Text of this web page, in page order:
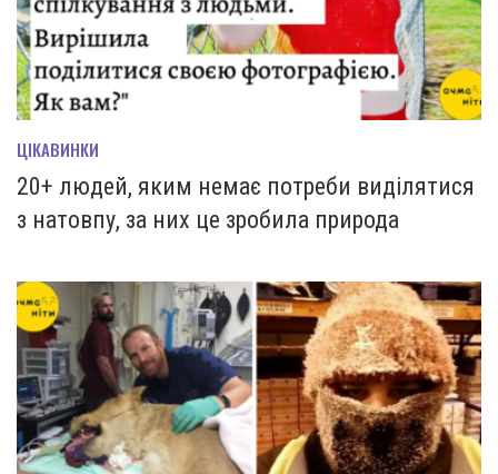
ЦІКАВИНКИ
20+ людей, яким немає потреби виділятися
з натовпу, за них це зробила природа